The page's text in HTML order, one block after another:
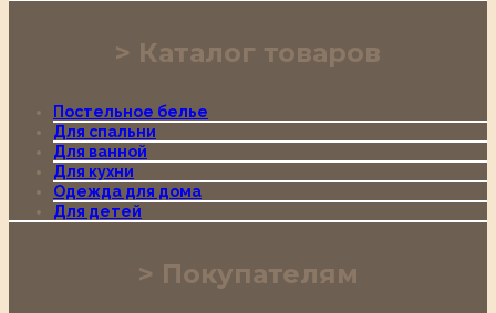
Каталог товаров
Постельное белье
Для спальни
Для ванной
Для кухни
Одежда для дома
Для детей
Покупателям